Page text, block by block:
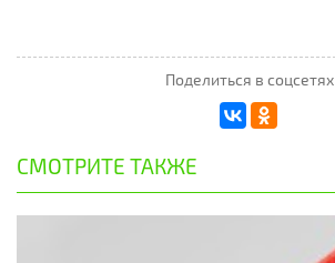
Поделиться в соцсетях
СМОТРИТЕ ТАКЖЕ